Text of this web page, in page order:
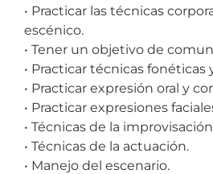
• Practicar las técnicas
escénico.
• Tener un objetivo de
• Practicar técnicas fonéticas
• Practicar expresión oral y
• Practicar expresiones
• Técnicas de la
• Técnicas de la actuación.
• Manejo del escenario.